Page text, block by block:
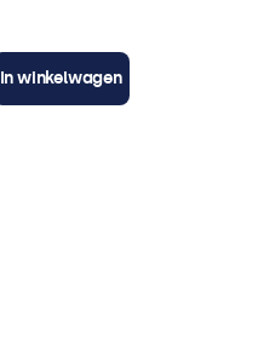
In winkelwagen